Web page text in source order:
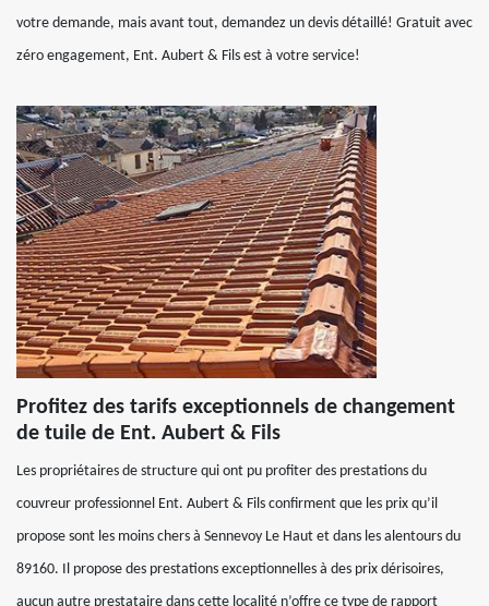
votre demande, mais avant tout, demandez un devis détaillé! Gratuit avec
zéro engagement, Ent. Aubert & Fils est à votre service!
Profitez des tarifs exceptionnels de changement
de tuile de Ent. Aubert & Fils
Les propriétaires de structure qui ont pu profiter des prestations du
couvreur professionnel Ent. Aubert & Fils confirment que les prix qu’il
propose sont les moins chers à Sennevoy Le Haut et dans les alentours du
89160. Il propose des prestations exceptionnelles à des prix dérisoires,
aucun autre prestataire dans cette localité n’offre ce type de rapport